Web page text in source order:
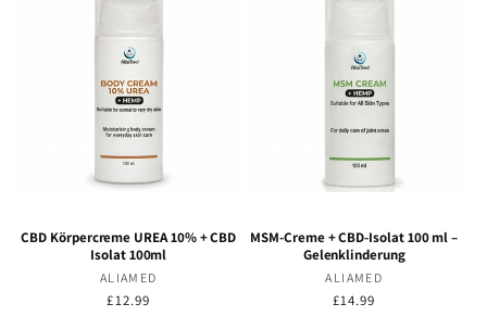
CBD Körpercreme UREA 10% + CBD
Isolat 100ml
ALIAMED
Normaler
£12.99
MSM-Creme + CBD-Isolat 100 ml –
Gelenklinderung
ALIAMED
Normaler
£14.99